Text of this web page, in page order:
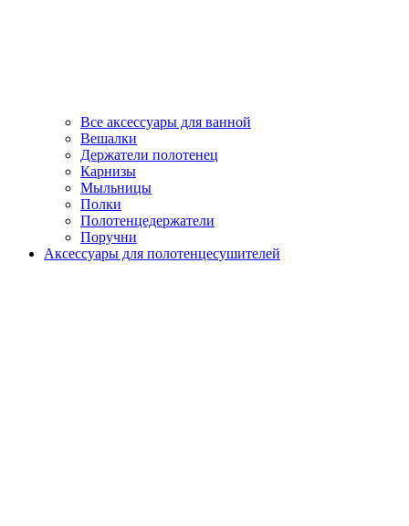
Все аксессуары для ванной
Вешалки
Держатели полотенец
Карнизы
Мыльницы
Полки
Полотенцедержатели
Поручни
Аксессуары для полотенцесушителей